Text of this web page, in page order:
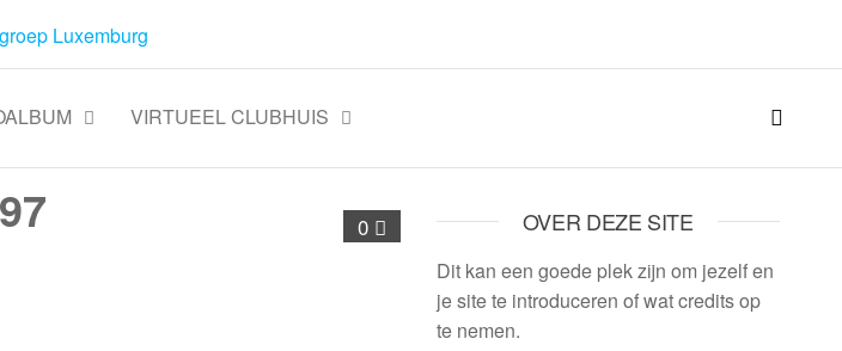
VIRTUEEL CLUBHUIS
0 OVER DEZE SITE
Dit kan een goede plek zijn om jezelf en
je site te introduceren of wat credits op
te nemen.